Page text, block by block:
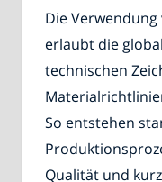
Die
erlaubt die
technischen
So entstehen
Qualität und